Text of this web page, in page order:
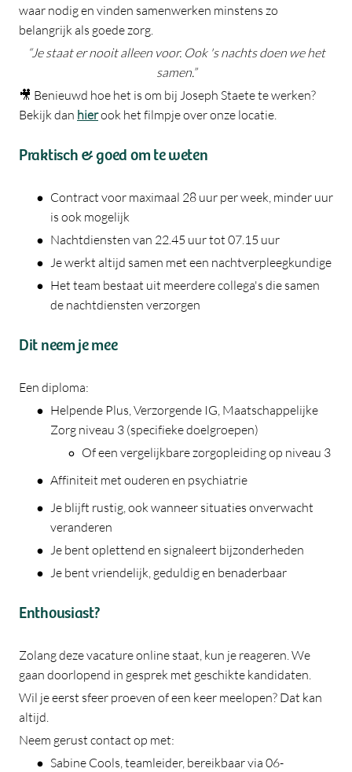
waar nodig en vinden samenwerken minstens zo
belangrijk als goede zorg.
“Je staat er nooit alleen voor. Ook 's nachts doen we het
samen.”
🎥 Benieuwd hoe het is om bij Joseph Staete te werken?
Bekijk dan hierook het filmpje over onze locatie.
Praktisch & goed om te weten
Contract voor maximaal 28 uur per week, minder uur
is ook mogelijk
Nachtdiensten van 22.45 uur tot 07.15 uur
Je werkt altijd samen met een nachtverpleegkundige
Het team bestaat uit meerdere collega's die samen
de nachtdiensten verzorgen
Dit neem je mee
Een diploma:
Helpende Plus, Verzorgende IG, Maatschappelijke
Zorg niveau 3 (specifieke doelgroepen)
Of een vergelijkbare zorgopleiding op niveau 3
Affiniteit met ouderen en psychiatrie
Je blijft rustig, ook wanneer situaties onverwacht
veranderen
Je bent oplettend en signaleert bijzonderheden
Je bent vriendelijk, geduldig en benaderbaar
Enthousiast?
Zolang deze vacature online staat, kun je reageren. We
gaan doorlopend in gesprek met geschikte kandidaten.
Wil je eerst sfeer proeven of een keer meelopen? Dat kan
altijd.
Neem gerust contact op met:
Sabine Cools, teamleider, bereikbaar via 06-